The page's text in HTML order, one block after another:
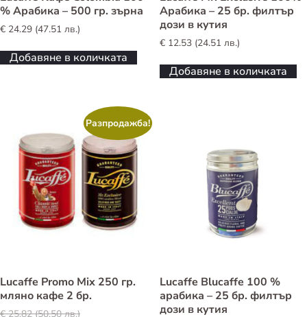
% Арабика – 500 гр. зърна
€ 24.29 (47.51 лв.)
Добавяне в количката
Арабика – 25 бр. филтър
дози в кутия
€12.53(24.51 лв.)
Добавяне в количката
Разпродажба!
Lucaffe Promo Mix 250 гр.
мляно кафе 2 бр.
€25.82(50.50лв.)Original
Lucaffe Blucaffe 100 %
арабика – 25 бр. филтър
дози в кутия